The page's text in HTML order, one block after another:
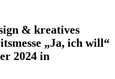
& kreatives
„Ja, ich will“
2024 in